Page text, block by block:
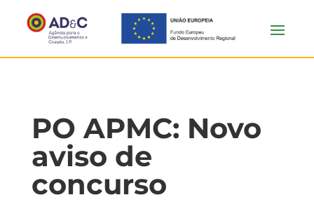
PO APMC: Novo
aviso de
concurso